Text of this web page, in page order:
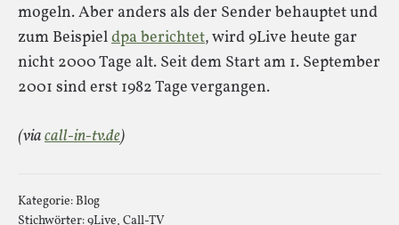
mogeln. Aber anders als der Sender behauptet und
zum Beispieldpa berichtet, wird 9Live heute gar
nicht 2000 Tage alt. Seit dem Start am 1. September
2001 sind erst 1982 Tage vergangen.
(viacall-in-tv.de)
Kategorie:Blog
Stichwörter:9Live, Call-TV